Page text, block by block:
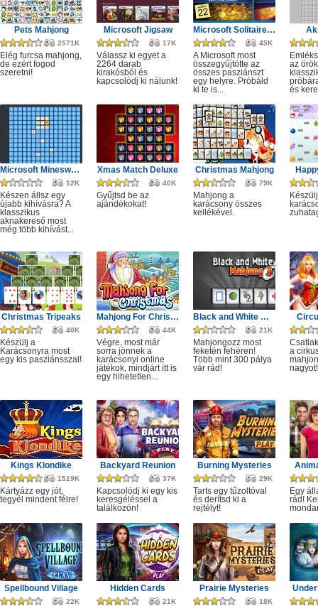
Pets Mahjong
2571K
Elég furcsa mahjong,
de ezért fogod
szeretni!
Microsoft Jigsaw
17K
Válassz ki egyet a
2264 darab
kirakósból és
kapcsolódj ki nálunk!
Microsoft Solitaire Collection
45K
A Microsoft most
összegyűjtötte az
összes pasziánszt
egy helyre. Próbáld
ki te is...
az örök
és
Microsoft Minesweeper
12K
Készen állsz egy
újabb kihívásra? A
klasszikus
aknakereső most
még több kihívást...
Xmas Match Deluxe
40K
Gyűjtsd be az
ajándékokat!
Christmas Mahjong
79K
Mahjong a
karácsony összes
kellékével.
Christmas Tripeaks
40K
Készülj a
Karácsonyra most
egy kis pasziánsszal!
Mahjong For Christmas
44K
Végre, most már
sorra jönnek a
karácsonyi online
játékok, mindjárt itt is
egy hihetetlen...
Black and White Mahjong 3
21K
Mahjongozz most
feketén fehéren!
Több mint 300 pálya
vár rád!
a
nagyot!
Kings Klondike
1519K
Kártyázz egy jót,
tegyél mindent félre!
Backyard Reunion
37K
Kapcsolódj ki egy kis
keresgéléssel a
találkozón!
Burning Mysteries
29K
Tarts egy tűzoltóval
és derítsd ki a
rejtélyt!
Egy
rád!
Spellbound Village
22K
Hidden Cards
21K
Prairie Mysteries
18K